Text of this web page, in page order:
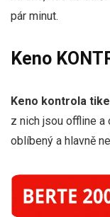
pár minut.
Keno
Keno kontrola
z nich jsou offline
oblíbený a hlavně